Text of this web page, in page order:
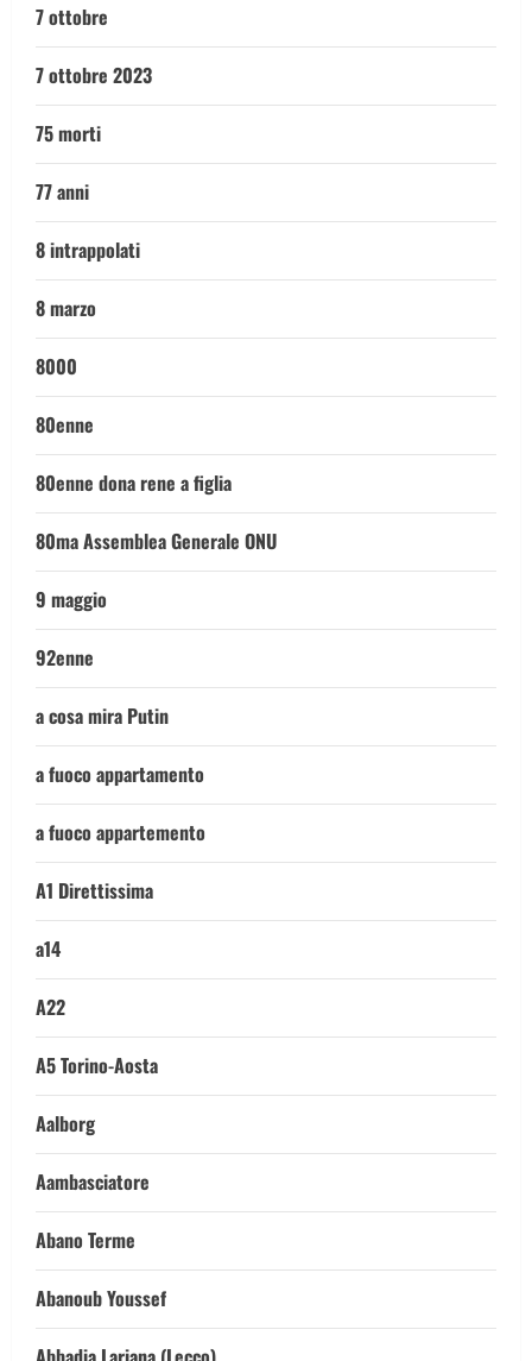
7 ottobre
7 ottobre 2023
75 morti
77 anni
8 intrappolati
8 marzo
8000
80enne
80enne dona rene a figlia
80ma Assemblea Generale ONU
9 maggio
92enne
a cosa mira Putin
a fuoco appartamento
a fuoco appartemento
A1 Direttissima
a14
A22
A5 Torino-Aosta
Aalborg
Aambasciatore
Abano Terme
Abanoub Youssef